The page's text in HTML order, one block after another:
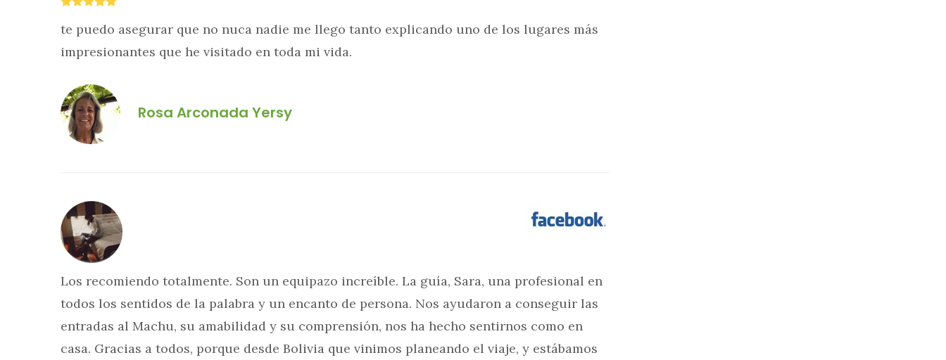
te puedo asegurar que no nuca nadie me llego tanto explicando uno de los lugares más
impresionantes que he visitado en toda mi vida.
Rosa Arconada Yersy
Los recomiendo totalmente. Son un equipazo increíble. La guía, Sara, una profesional en
todos los sentidos de la palabra y un encanto de persona. Nos ayudaron a conseguir las
entradas al Machu, su amabilidad y su comprensión, nos ha hecho sentirnos como en
casa. Gracias a todos, porque desde Bolivia que vinimos planeando el viaje, y estábamos